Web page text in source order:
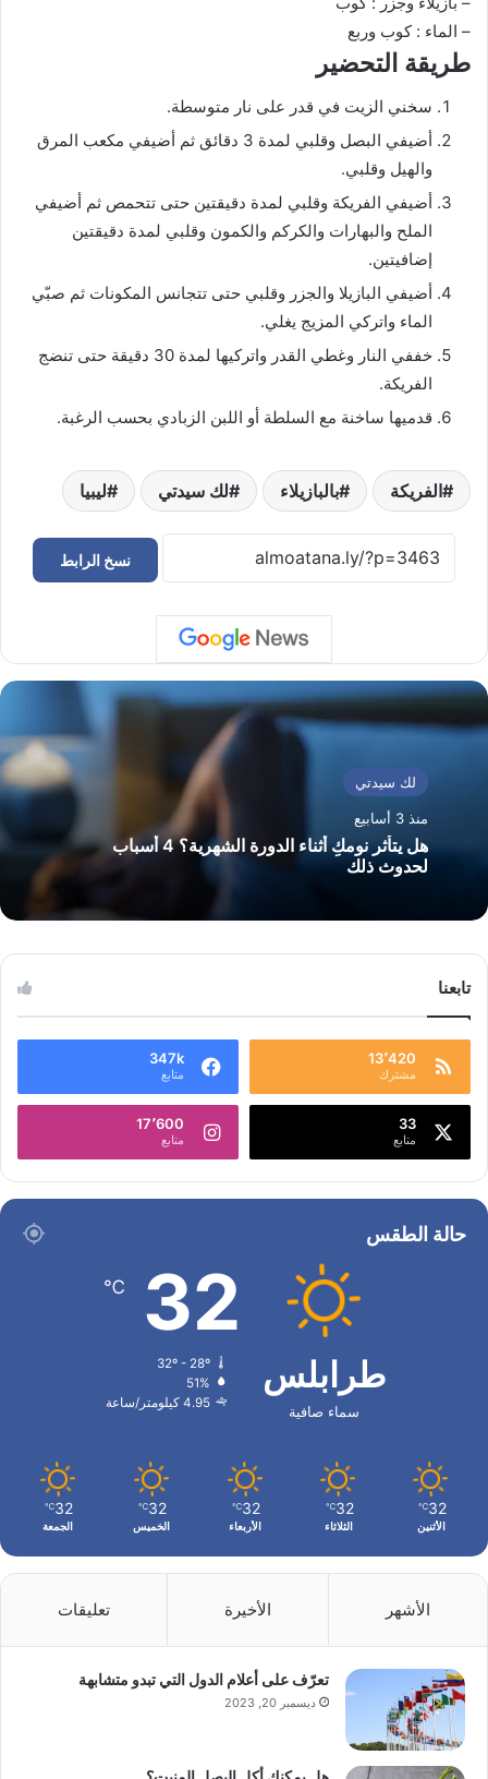
– الماء : كوب وربع
طريقة التحضير
سخني الزيت في قدر على نار متوسطة.
أضيفي البصل وقلبي لمدة 3 دقائق ثم أضيفي مكعب المرق
والهيل وقلبي.
أضيفي الفريكة وقلبي لمدة دقيقتين حتى تتحمص ثم أضيفي
الملح والبهارات والكركم والكمون وقلبي لمدة دقيقتين
إضافيتين.
أضيفي البازيلا والجزر وقلبي حتى تتجانس المكونات ثم صبّي
الماء واتركي المزيج يغلي.
خففي النار وغطي القدر واتركيها لمدة 30 دقيقة حتى تنضج
الفريكة.
قدميها ساخنة مع السلطة أو اللبن الزبادي بحسب الرغبة.
الفريكة بالبازيلاء لك سيدتي ليبيا
نسخ الرابط
لك سيدتي
منذ 3 أسابيع
هل يتأثر نومكِ أثناء الدورة الشهرية؟ 4 أسباب
لحدوث ذلك
تابعنا
13٬420
مشترك
347k
متابع
33
متابع
17٬600
متابع
حالة الطقس
طرابلس
سماء صافية
32
℃
32º - 28º
51%
4.95 كيلومتر/ساعة
32
℃
الأثنين
32
℃
الثلاثاء
32
℃
الأربعاء
32
℃
الخميس
32
℃
الجمعة
الأشهر الأخيرة تعليقات
تعرّف على أعلام الدول التي تبدو متشابهة
ديسمبر 20, 2023